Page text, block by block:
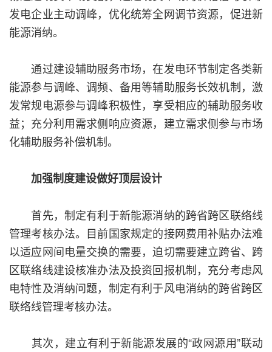
发电企业主动调峰，优化统筹全网调节资源，促进新
能源消纳。
通过建设辅助服务市场，在发电环节制定各类新
能源参与调峰、调频、备用等辅助服务长效机制，激
发常规电源参与调峰积极性，享受相应的辅助服务收
益；充分利用需求侧响应资源，建立需求侧参与市场
化辅助服务补偿机制。
加强制度建设做好顶层设计
首先，制定有利于新能源消纳的跨省跨区联络线
管理考核办法。目前国家规定的接网费用补贴办法难
以适应网间电量交换的需要，迫切需要建立跨省、跨
区联络线建设核准办法及投资回报机制，充分考虑风
电特性及消纳问题，制定有利于风电消纳的跨省跨区
联络线管理考核办法。
其次，建立有利于新能源发展的“政网源用”联动